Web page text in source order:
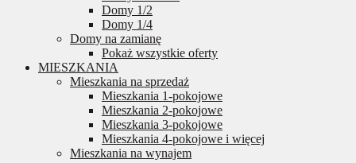
Domy 1/2
Domy 1/4
Domy na zamianę
Pokaż wszystkie oferty
MIESZKANIA
Mieszkania na sprzedaż
Mieszkania 1-pokojowe
Mieszkania 2-pokojowe
Mieszkania 3-pokojowe
Mieszkania 4-pokojowe i więcej
Mieszkania na wynajem